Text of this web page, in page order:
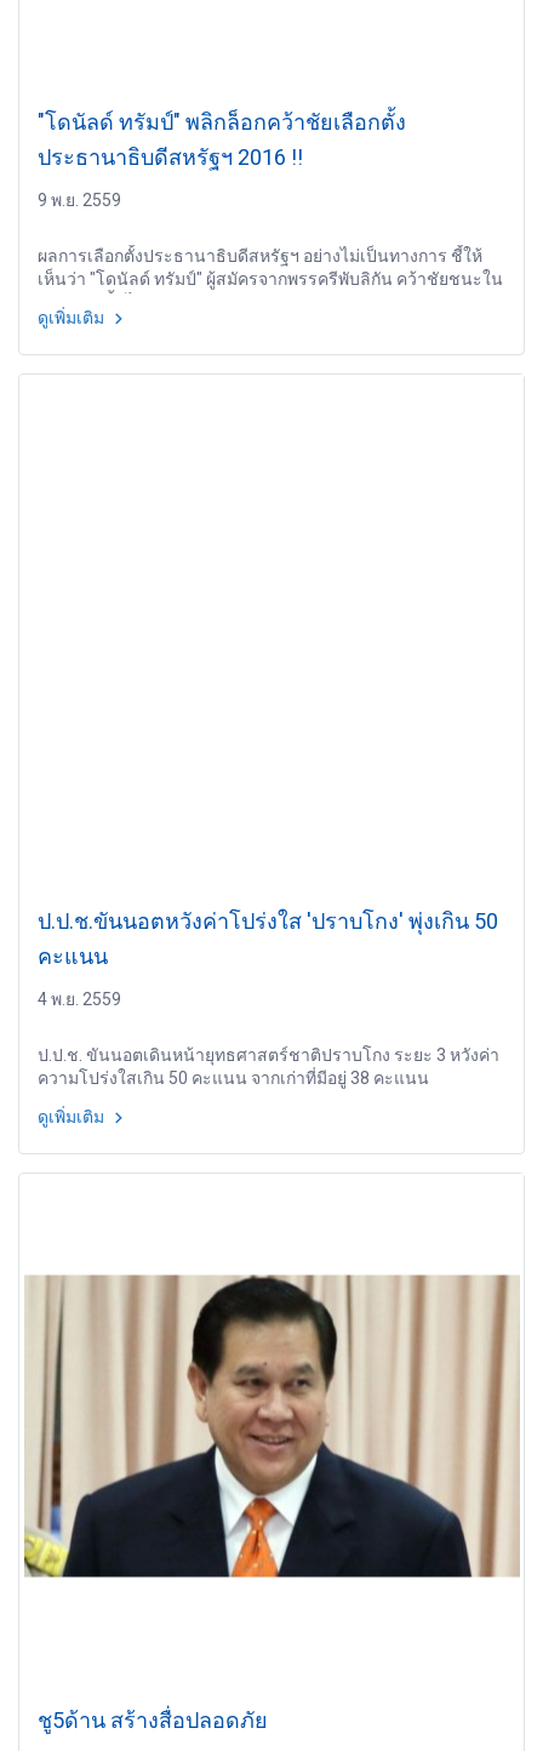
"โดนัลด์ ทรัมป์" พลิกล็อกคว้าชัยเลือกตั้ง
ประธานาธิบดีสหรัฐฯ 2016 !!
9 พ.ย. 2559
ผลการเลือกตั้งประธานาธิบดีสหรัฐฯ อย่างไม่เป็นทางการ ชี้ให้
เห็นว่า "โดนัลด์ ทรัมป์" ผู้สมัครจากพรรครีพับลิกัน คว้าชัยชนะใน
คิวดำรงตำแหน่งประธานาธิบดีสหรัฐฯ คนที่ 45 หลังจาก
ดูเพิ่มเติม
ป.ป.ช.ขันนอตหวังค่าโปร่งใส 'ปราบโกง' พุ่งเกิน 50
คะแนน
4 พ.ย. 2559
ป.ป.ช. ขันนอตเดินหน้ายุทธศาสตร์ชาติปราบโกง ระยะ 3 หวังค่า
ความโปร่งใสเกิน 50 คะแนน จากเก่าที่มีอยู่ 38 คะแนน
ดูเพิ่มเติม
ชู5ด้าน สร้างสื่อปลอดภัย